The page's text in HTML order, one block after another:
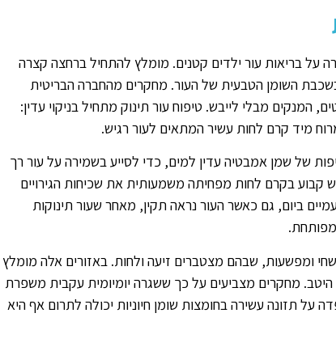
על בריאות עור ילדים קטנים. מומלץ להתחיל ברחצה קצרה
בשכבת השומן הטבעית של העור. מחקרים מהחברה הבריטית
המנקים מבלי לייבש. טיפוח עור תינוק מתחיל בניקוי עדין:
מיד קרם לחות עשיר המתאים לעור רגיש.
של שמן אמבטיה עדין למים, כדי לסייע בשמירה על עור רך
קבוע בקרם לחות מפחיתה משמעותית את שכיחות הגירויים
ביום, גם כאשר העור נראה תקין, מאחר שעור תינוקות
ומפשעות, שבהם מצטברים זיעה ולחות. באזורים אלה מומלץ
מחקרים מצביעים על כך ששגרה יומיומית עקבית משפרת
תזונה עשירה בחומצות שומן חיוניות יכולה לתרום אף היא